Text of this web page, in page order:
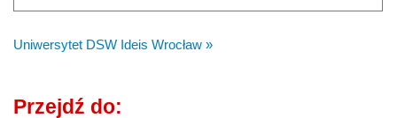
Uniwersytet DSW Ideis Wrocław »
Przejdź do: